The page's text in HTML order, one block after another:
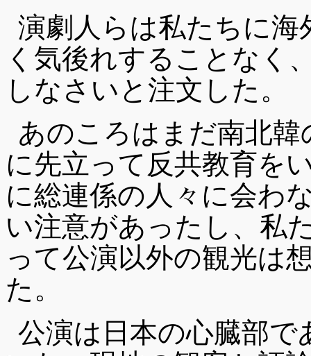
演劇人らは私たちに
く気後れすることなく
しなさいと注文した。
あのころはまだ南北
に先立って反共教育を
に総連係の人々に会わ
い注意があったし、私
って公演以外の観光は
た。
公演は日本の心臓部で